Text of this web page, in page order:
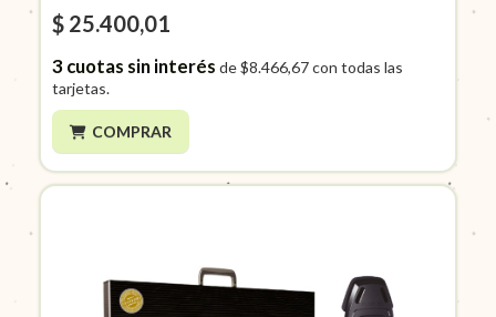
$ 25.400,01
3cuotas sin interés de$8.466,67con todas las
tarjetas.
COMPRAR